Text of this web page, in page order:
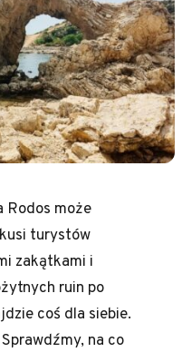
Rodos może
turystów
zakątkami i
ruin po
coś dla siebie.
na co